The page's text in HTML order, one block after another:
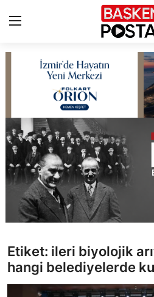
Çerez Politikası
Künye
Ankara
TBMM
Cumhurbaşkanlığı
Bakanlıklar
Etiket: ileri biyolojik
hangi belediyelerde